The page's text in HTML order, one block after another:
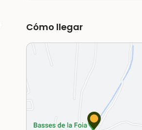
Cómo llegar